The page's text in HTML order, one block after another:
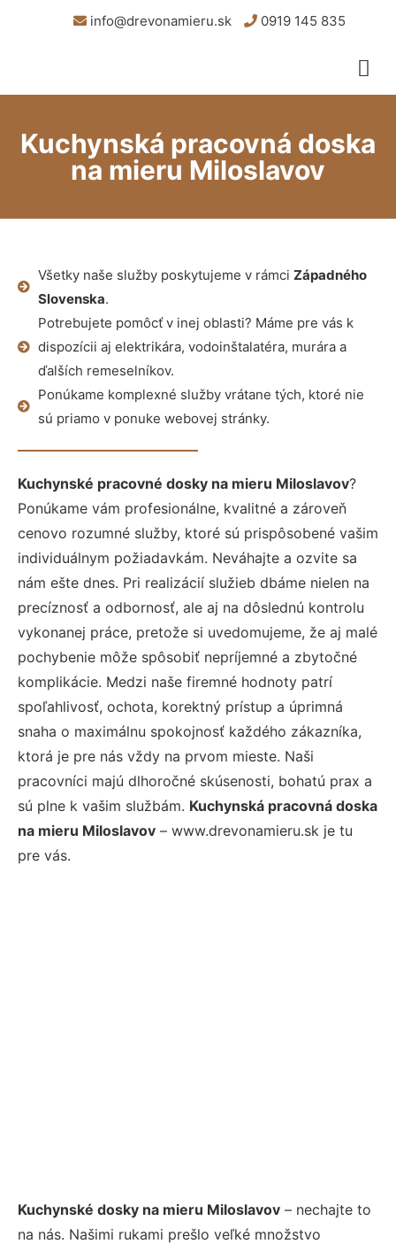
info@drevonamieru.sk 0919 145 835
Kuchynská pracovná doska
na mieru Miloslavov
Všetky naše služby poskytujeme v rámci Západného
Slovenska.
Potrebujete pomôcť v inej oblasti? Máme pre vás k
dispozícii aj elektrikára, vodoinštalatéra, murára a
ďalších remeselníkov.
Ponúkame komplexné služby vrátane tých, ktoré nie
sú priamo v ponuke webovej stránky.
Kuchynské pracovné dosky na mieru Miloslavov?
Ponúkame vám profesionálne, kvalitné a zároveň
cenovo rozumné služby, ktoré sú prispôsobené vašim
individuálnym požiadavkám. Neváhajte a ozvite sa
nám ešte dnes. Pri realizácií služieb dbáme nielen na
precíznosť a odbornosť, ale aj na dôslednú kontrolu
vykonanej práce, pretože si uvedomujeme, že aj malé
pochybenie môže spôsobiť nepríjemné a zbytočné
komplikácie. Medzi naše firemné hodnoty patrí
spoľahlivosť, ochota, korektný prístup a úprimná
snaha o maximálnu spokojnosť každého zákazníka,
ktorá je pre nás vždy na prvom mieste. Naši
pracovníci majú dlhoročné skúsenosti, bohatú prax a
sú plne k vašim službám. Kuchynská pracovná doska
na mieru Miloslavov – www.drevonamieru.sk je tu
pre vás.
Kuchynské dosky na mieru Miloslavov – nechajte to
na nás. Našimi rukami prešlo veľké množstvo